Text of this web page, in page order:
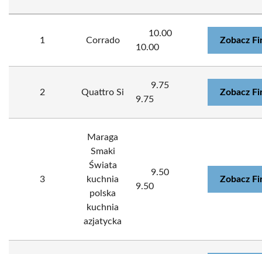
1 Corrado
10.00
10.00
Zobacz
2 Quattro Si
9.75
9.75
Zobacz
3
Maraga
Smaki
Świata
kuchnia
polska
kuchnia
azjatycka
9.50
9.50
Zobacz